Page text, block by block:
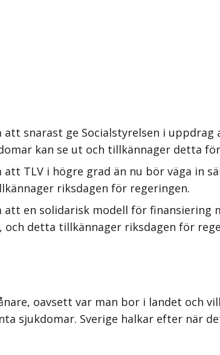
snarast ge Socialstyrelsen i
kan se ut och tillkännager detta
TLV i högre grad än nu bör väga in
riksdagen för regeringen.
en solidarisk modell för
detta tillkännager riksdagen för
oavsett var man bor i landet och
sjukdomar. Sverige halkar efter när